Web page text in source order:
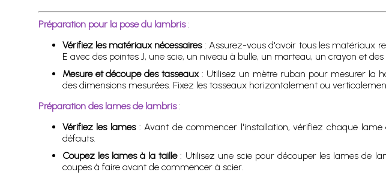
Préparation pour la pose du lambris:
Vérifiez les matériaux nécessaires: Assurez-vous d'avoir tous les matériaux
E avec des pointes J, une scie, un niveau à bulle, un marteau, un crayon et des
Mesure et découpe des tasseaux: Utilisez un mètre ruban pour mesurer la
des dimensions mesurées. Fixez les tasseaux horizontalement ou
Préparation des lames de lambris:
Vérifiez les lames: Avant de commencer l'installation, vérifiez chaque
défauts.
Coupez les lames à la taille: Utilisez une scie pour découper les lames de
coupes à faire avant de commencer à scier.